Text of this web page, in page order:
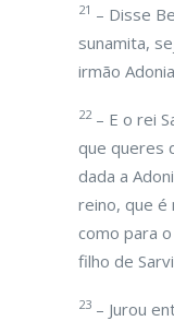
21 – Disse
sunamita,
irmão
22– E o rei
que queres
dada a
reino, que é
como para
filho de
23 – Jurou